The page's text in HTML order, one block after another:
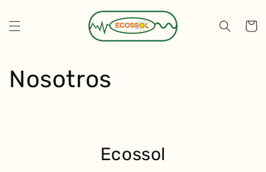
al contenido
Carrito
Nosotros
Ecossol